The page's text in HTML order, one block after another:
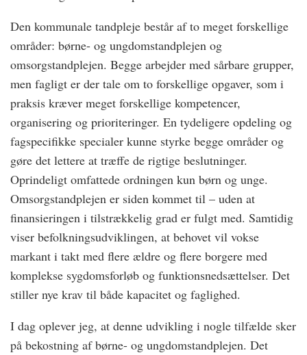
Den kommunale tandpleje består af to meget forskellige
områder: børne- og ungdomstandplejen og
omsorgstandplejen. Begge arbejder med sårbare grupper,
men fagligt er der tale om to forskellige opgaver, som i
praksis kræver meget forskellige kompetencer,
organisering og prioriteringer. En tydeligere opdeling og
fagspecifikke specialer kunne styrke begge områder og
gøre det lettere at træffe de rigtige beslutninger.
Oprindeligt omfattede ordningen kun børn og unge.
Omsorgstandplejen er siden kommet til – uden at
finansieringen i tilstrækkelig grad er fulgt med. Samtidig
viser befolkningsudviklingen, at behovet vil vokse
markant i takt med flere ældre og flere borgere med
komplekse sygdomsforløb og funktionsnedsættelser. Det
stiller nye krav til både kapacitet og faglighed.
I dag oplever jeg, at denne udvikling i nogle tilfælde sker
på bekostning af børne- og ungdomstandplejen. Det